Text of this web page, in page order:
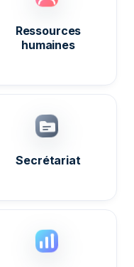
Ressources
humaines
Secrétariat